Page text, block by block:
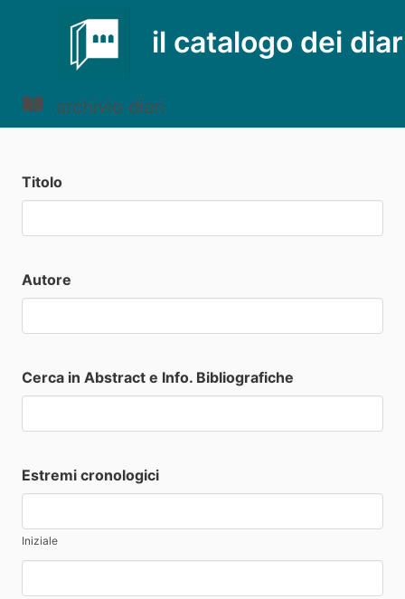
il catalogo dei
archivio diari
Titolo
Autore
Cerca in Abstract e Info. Bibliografiche
Estremi cronologici
Iniziale